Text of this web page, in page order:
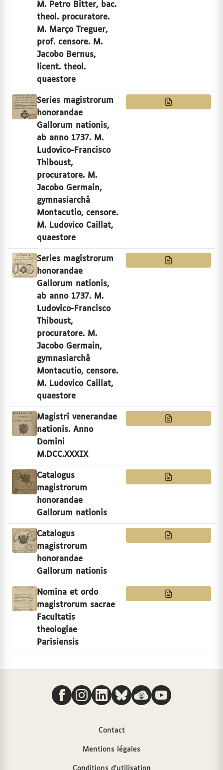
de la faculté des arts, 1493-1791
M. Petro Bitter, bac.
theol. procuratore.
M. Março Treguer,
prof. censore. M.
Jacobo Bernus,
licent. theol.
quaestore
Series magistrorum
honorandae
Gallorum nationis,
ab anno 1737. M.
Ludovico-Francisco
Thiboust,
procuratore. M.
Jacobo Germain,
gymnasiarchâ
Montacutio, censore.
M. Ludovico Caillat,
quaestore
Series magistrorum
honorandae
Gallorum nationis,
ab anno 1737. M.
Ludovico-Francisco
Thiboust,
procuratore. M.
Jacobo Germain,
gymnasiarchâ
Montacutio, censore.
M. Ludovico Caillat,
quaestore
Magistri venerandae
nationis. Anno
Domini
M.DCC.XXXIX
Catalogus
magistrorum
honorandae
Gallorum nationis
Catalogus
magistrorum
honorandae
Gallorum nationis
Nomina et ordo
magistrorum sacrae
Facultatis
theologiae
Parisiensis
Nous suivre
Contact
Mentions légales
Conditions d'utilisation